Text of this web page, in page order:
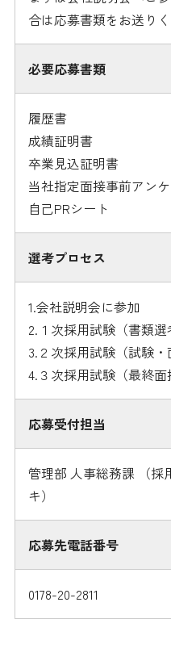
合は応募書類をお送り
必要応募書類
履歴書
成績証明書
卒業見込証明書
当社指定面接事前アン
自己PRシート
選考プロセス
1.会社説明会に参加
2.１次採用試験（書類選
3.２次採用試験（試験
4.３次採用試験（最終面
応募受付担当
管理部 人事総務課 （
キ）
応募先電話番号
0178-20-2811